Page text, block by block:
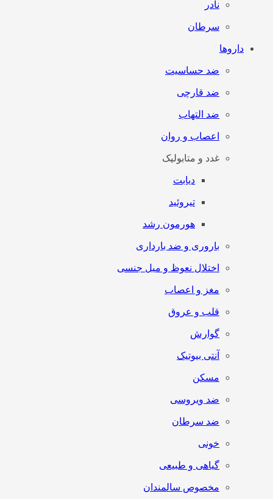
نادر
سرطان
داروها
ضد حساسیت
ضد قارچی
ضد التهاب
اعصاب و روان
غدد و متابولیک
دیابت
تیروئید
هورمون رشد
باروری و ضد بارداری
اختلال نعوظ و میل جنسی
مغز و اعصاب
قلب و عروق
گوارش
آنتی‌ بیوتیک
مسکن
ضد ویروسی
ضد سرطان
خونی
گیاهی و طبیعی
مخصوص سالمندان